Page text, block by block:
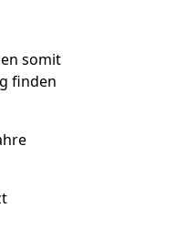
somit
finden